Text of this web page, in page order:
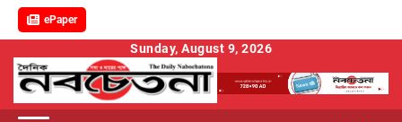
ePaper
content
Sunday, August 9, 2026